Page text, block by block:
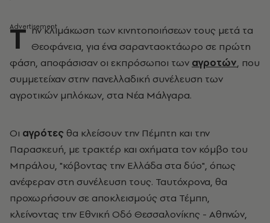
Τ ην κλιμάκωση των κινητοποιήσεων τους μετά τα
Θεοφάνεια, για ένα σαρανταοκτάωρο σε πρώτη
φάση, αποφάσισαν οι εκπρόσωποι των αγροτών, που
συμμετείχαν στην πανελλαδική συνέλευση των
αγροτικών μπλόκων, στα Νέα Μάλγαρα.
Οι αγρότες θα κλείσουν την Πέμπτη και την
Παρασκευή, με τρακτέρ και οχήματα τον κόμβο του
Μπράλου, "κόβοντας την Ελλάδα στα δύο", όπως
ανέφεραν στη συνέλευση τους. Ταυτόχρονα, θα
προχωρήσουν σε αποκλεισμούς στα Τέμπη,
κλείνοντας την Εθνική Οδό Θεσσαλονίκης - Αθηνών,